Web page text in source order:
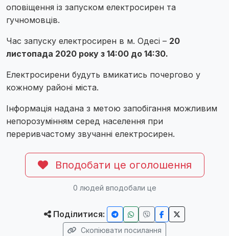
оповіщення із запуском електросирен та
гучномовців.
Час запуску електросирен в м. Одесі – 20
листопада 2020 року з 14:00 до 14:30.
Електросирени будуть вмикатись почергово у
кожному районі міста.
Інформація надана з метою запобігання можливим
непорозумінням серед населення при
переривчастому звучанні електросирен.
Вподобати це оголошення
0 людей вподобали це
Поділитися:
Скопіювати посилання